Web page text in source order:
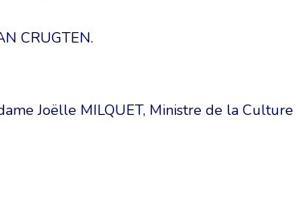
CRUGTEN.
Joëlle MILQUET, Ministre de la Culture